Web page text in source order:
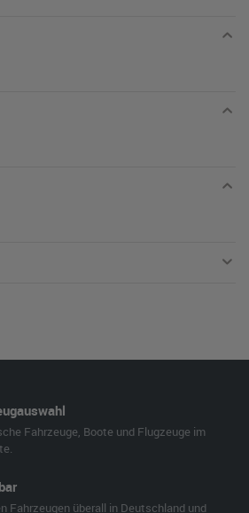
Fahrzeuge, Boote und Flugzeuge im
Fahrzeugen überall in Deutschland und